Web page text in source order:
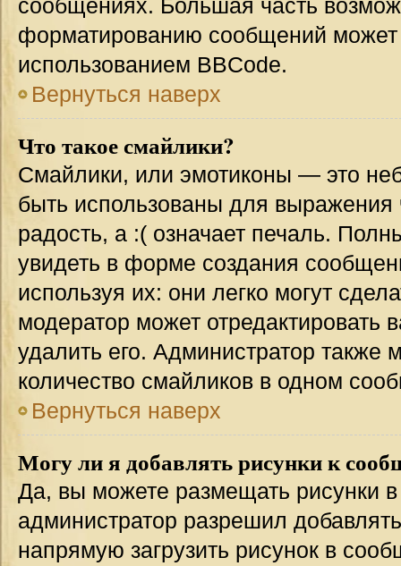
сообщениях. Большая часть
форматированию сообщений может
использованием BBCode.
Вернуться наверх
Что такое смайлики?
Смайлики, или эмотиконы — это
быть использованы для выражения
радость, а :( означает печаль.
увидеть в форме создания
используя их: они легко могут
модератор может
удалить его. Администратор также
количество смайликов в одном
Вернуться наверх
Могу ли я добавлять рисунки к
Да, вы можете размещать рисунки
администратор разрешил
напрямую загрузить рисунок в